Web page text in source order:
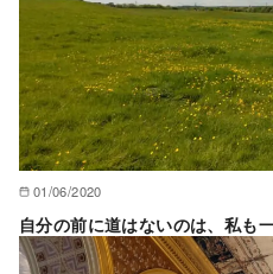
01/06/2020
自分の前に道はないのは、私も